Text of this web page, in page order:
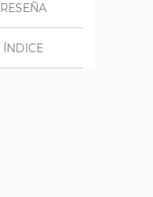
RESEÑA
ÍNDICE